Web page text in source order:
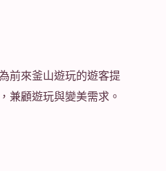
前來釜山遊玩的遊客提
兼顧遊玩與變美需求。